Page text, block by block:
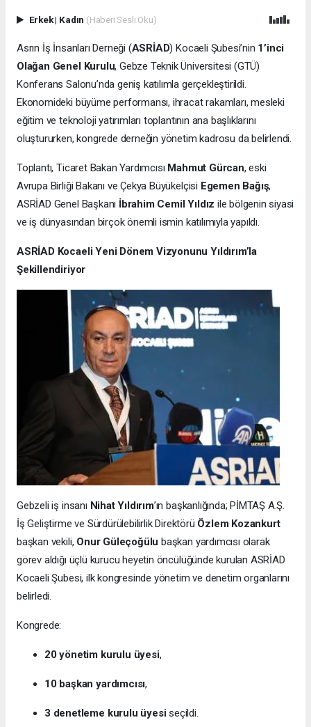
Erkek| Kadın (Haberi Sesli Oku)
Asrın İş İnsanları Derneği (ASRİAD) Kocaeli Şubesi’nin 1’inci
Olağan Genel Kurulu, Gebze Teknik Üniversitesi (GTÜ)
Konferans Salonu’nda geniş katılımla gerçekleştirildi.
Ekonomideki büyüme performansı, ihracat rakamları, mesleki
eğitim ve teknoloji yatırımları toplantının ana başlıklarını
oluştururken, kongrede derneğin yönetim kadrosu da belirlendi.
Toplantı, Ticaret Bakan Yardımcısı Mahmut Gürcan, eski
Avrupa Birliği Bakanı ve Çekya Büyükelçisi Egemen Bağış,
ASRİAD Genel Başkanı İbrahim Cemil Yıldız ile bölgenin siyasi
ve iş dünyasından birçok önemli ismin katılımıyla yapıldı.
ASRİAD Kocaeli Yeni Dönem Vizyonunu Yıldırım’la
Şekillendiriyor
Gebzeli iş insanı Nihat Yıldırım’ın başkanlığında; PİMTAŞ A.Ş.
İş Geliştirme ve Sürdürülebilirlik Direktörü Özlem Kozankurt
başkan vekili, Onur Güleçoğülu başkan yardımcısı olarak
görev aldığı üçlü kurucu heyetin öncülüğünde kurulan ASRİAD
Kocaeli Şubesi, ilk kongresinde yönetim ve denetim organlarını
belirledi.
Kongrede:
20 yönetim kurulu üyesi,
10 başkan yardımcısı,
3 denetleme kurulu üyesiseçildi.